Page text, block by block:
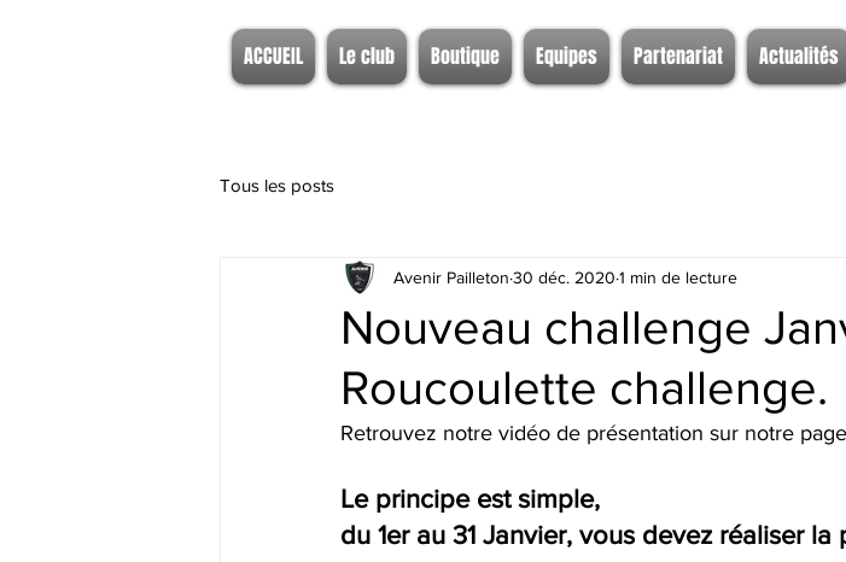
ACCUEIL Le club Boutique Equipes Partenariat Actualités
Tous les posts
Nouveau challenge
Roucoulette challenge.
Avenir Pailleton 30 déc. 2020 1 min de lecture
Retrouvez notre vidéo de présentation sur notre
Le principe est simple,
du 1er au 31 Janvier, vous devez réaliser